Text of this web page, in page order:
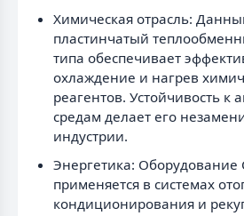
Химическая отрасль:
пластинчатый
типа обеспечивает
охлаждение и нагрев
реагентов. Устойчивость к
средам делает его
индустрии.
Энергетика: Оборудование
применяется в системах
кондиционирования и